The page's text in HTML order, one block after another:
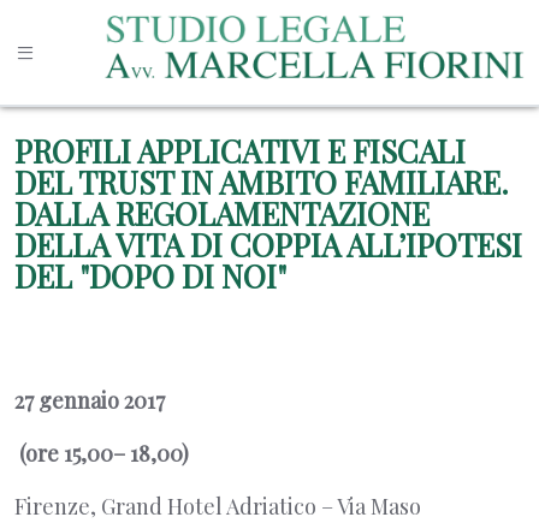
PROFILI APPLICATIVI E FISCALI
DEL TRUST IN AMBITO FAMILIARE.
DALLA REGOLAMENTAZIONE
DELLA VITA DI COPPIA ALL’IPOTESI
DEL "DOPO DI NOI"
27 gennaio 2017
(ore 15,00– 18,00)
Firenze, Grand Hotel Adriatico – Via Maso